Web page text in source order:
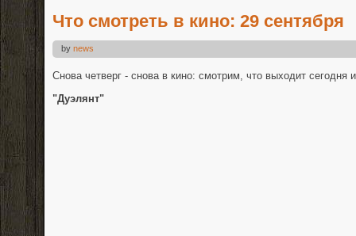
Что смотреть в кино: 29 сентября
by news
Снова четверг - снова в кино: смотрим, что выходит сегодня
"Дуэлянт"